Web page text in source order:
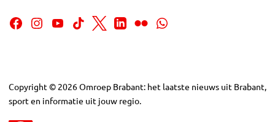
Copyright © 2026Omroep Brabant: het laatste nieuws uit Brabant,
sport en informatie uit jouw regio.